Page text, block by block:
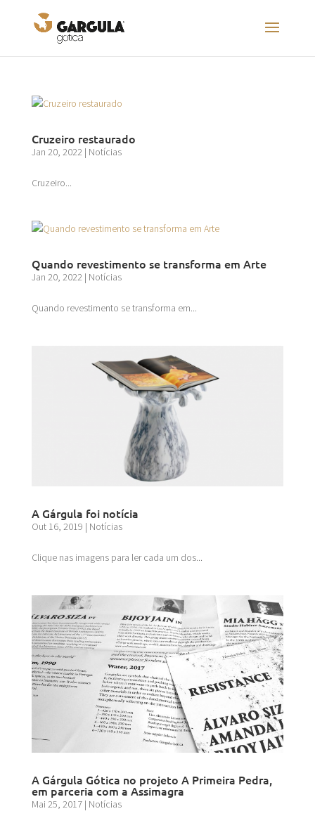
Cruzeiro restaurado
Jan 20, 2022| Notícias
Cruzeiro...
Quando revestimento se transforma em Arte
Jan 20, 2022| Notícias
Quando revestimento se transforma em...
A Gárgula foi notícia
Out 16, 2019 | Notícias
Clique nas imagens para ler cada um dos...
A Gárgula Gótica no projeto A Primeira Pedra,
em parceria com a Assimagra
Mai 25, 2017| Notícias